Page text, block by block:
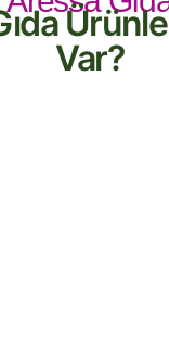
Var?